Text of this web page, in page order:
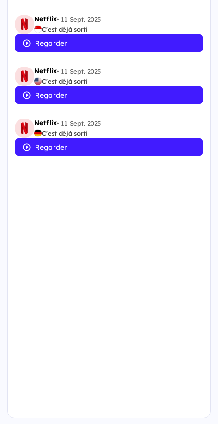
Netflix• 11 Sept. 2025
C'est déjà sorti
Regarder
Netflix• 11 Sept. 2025
C'est déjà sorti
Regarder
Netflix• 11 Sept. 2025
C'est déjà sorti
Regarder